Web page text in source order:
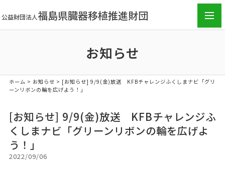
公益財団法人福島県臓器移植推進財団
お知らせ
ホーム > お知らせ > [お知らせ] 9/9(金)放送 KFBチャレンジふくしまナビ「グリ
ーンリボンの輪を広げよう！」
[お知らせ] 9/9(金)放送 KFBチャレンジふ
くしまナビ「グリーンリボンの輪を広げよ
う！」
2022/09/06